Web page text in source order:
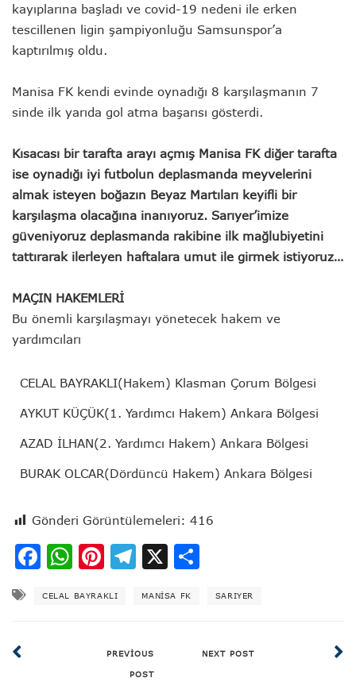
kayıplarına başladı ve covid-19 nedeni ile erken
tescillenen ligin şampiyonluğu Samsunspor’a
kaptırılmış oldu.
Manisa FK kendi evinde oynadığı 8 karşılaşmanın 7
sinde ilk yarıda gol atma başarısı gösterdi.
Kısacası bir tarafta arayı açmış Manisa FK diğer tarafta
ise oynadığı iyi futbolun deplasmanda meyvelerini
almak isteyen boğazın Beyaz Martıları keyifli bir
karşılaşma olacağına inanıyoruz. Sarıyer’imize
güveniyoruz deplasmanda rakibine ilk mağlubiyetini
tattırarak ilerleyen haftalara umut ile girmek istiyoruz…
MAÇIN HAKEMLERİ
Bu önemli karşılaşmayı yönetecek hakem ve
yardımcıları
CELAL BAYRAKLI(Hakem) Klasman Çorum Bölgesi
AYKUT KÜÇÜK(1. Yardımcı Hakem) Ankara Bölgesi
AZAD İLHAN(2. Yardımcı Hakem) Ankara Bölgesi
BURAK OLCAR(Dördüncü Hakem) Ankara Bölgesi
Gönderi Görüntülemeleri: 416
Facebook
WhatsApp
Pinterest
Telegram
X
CELAL BAYRAKLI MANISA FK SARIYER
PREVIOUS
POST
NEXT POST